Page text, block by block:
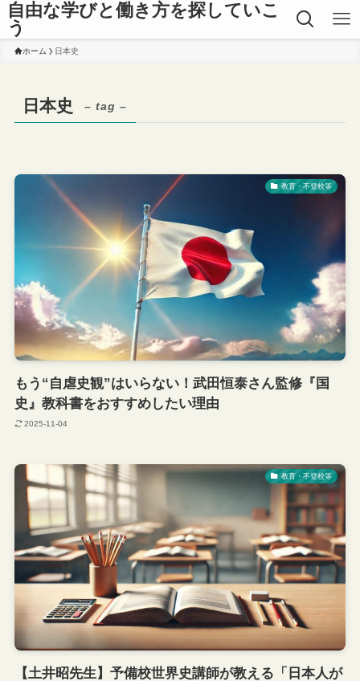
自由な学びと働き方を探していこ
う
ホーム 日本史
日本史 – tag –
教育・不登校等
もう“自虐史観”はいらない！武田恒泰さん監修『国
史』教科書をおすすめしたい理由
2025-11-04
教育・不登校等
【土井昭先生】予備校世界史講師が教える「日本人が